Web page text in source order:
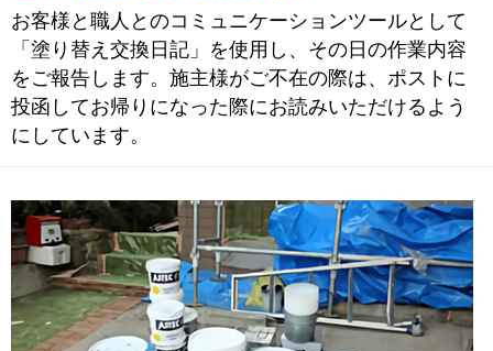
お客様と職人とのコミュニケーションツールとして
「塗り替え交換日記」を使用し、その日の作業内容
をご報告します。施主様がご不在の際は、ポストに
投函してお帰りになった際にお読みいただけるよう
にしています。